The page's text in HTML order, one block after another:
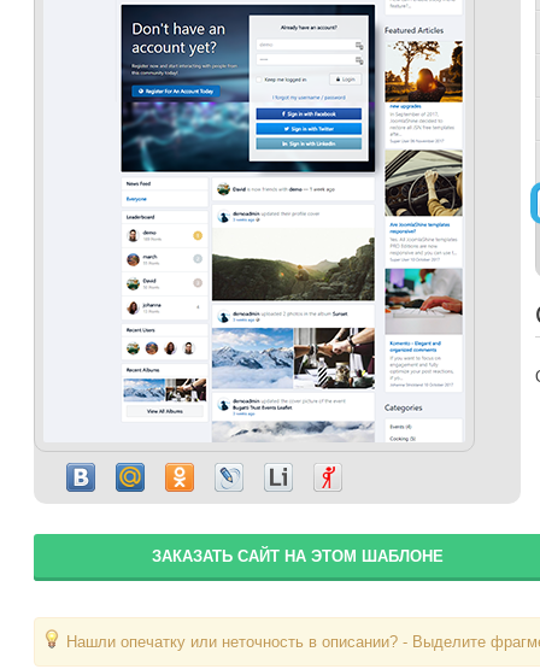
ЗАКАЗАТЬ САЙТ НА ЭТОМ ШАБЛОНЕ
Нашли опечатку или неточность в описании? - Выделите